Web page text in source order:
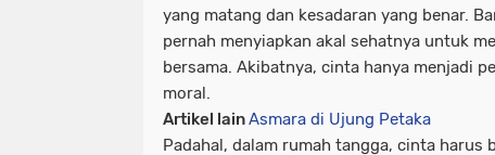
yang matang dan kesadaran yang benar.
pernah menyiapkan akal sehatnya untuk
bersama. Akibatnya, cinta hanya menjadi
moral.
Artikel lainAsmara di Ujung Petaka
Padahal, dalam rumah tangga, cinta harus